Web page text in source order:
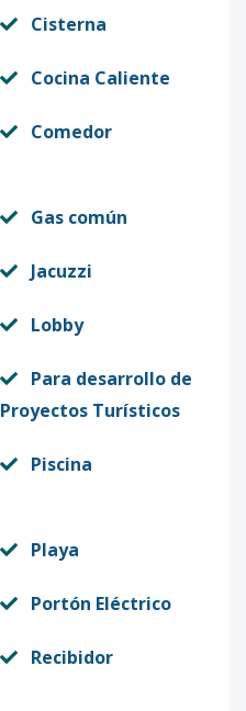
Cisterna
Cocina Caliente
Comedor
Gas común
Jacuzzi
Lobby
Para desarrollo de
Proyectos Turísticos
Piscina
Playa
Portón Eléctrico
Recibidor